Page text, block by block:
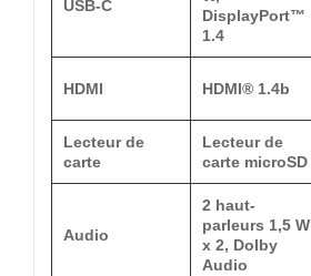
USB-C
DisplayPort™
1.4
HDMI HDMI® 1.4b
Lecteur de
carte
Lecteur de
carte microSD
Audio
2 haut-
parleurs 1,5 W
x 2, Dolby
Audio